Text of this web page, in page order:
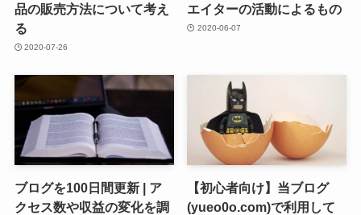
品の販売方法について考え
る
2020-07-26
エイターの活動によるもの
2020-06-07
ブログを100日間更新 | ア
クセス数や収益の変化を調
【初心者向け】当ブログ
(yueo0o.com)で利用して